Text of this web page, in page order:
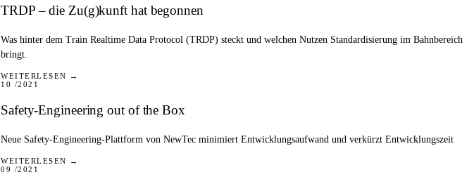
TRDP – die Zu(g)kunft hat begonnen
Was hinter dem Train Realtime Data Protocol (TRDP) steckt und welchen Nutzen Standardisierung im Bahnbereich
bringt.
WEITERLESEN →
10 /2021
Safety-Engineering out of the Box
Neue Safety-Engineering-Plattform von NewTec minimiert Entwicklungsaufwand und verkürzt Entwicklungszeit
WEITERLESEN →
09 /2021